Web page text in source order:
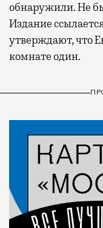
обнаружили. Не
Издание
утверждают, что
комнате один.